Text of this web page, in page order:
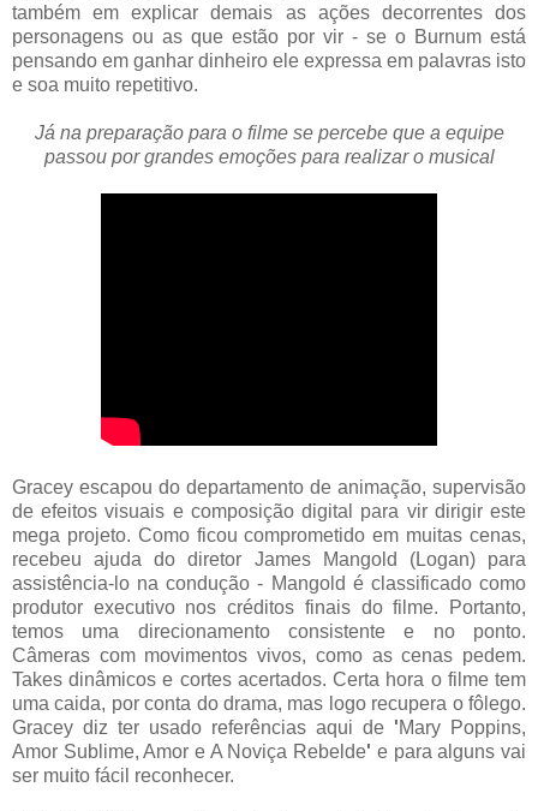
também em explicar demais as ações decorrentes dos
personagens ou as que estão por vir - se o Burnum está
pensando em ganhar dinheiro ele expressa em palavras isto
e soa muito repetitivo.
Já na preparação para o filme se percebe que a equipe
passou por grandes emoções para realizar o musical
Gracey escapou do departamento de animação, supervisão
de efeitos visuais e composição digital para vir dirigir este
mega projeto. Como ficou comprometido em muitas cenas,
recebeu ajuda do diretor James Mangold (Logan) para
assistência-lo na condução - Mangold é classificado como
produtor executivo nos créditos finais do filme. Portanto,
temos uma direcionamento consistente e no ponto.
Câmeras com movimentos vivos, como as cenas pedem.
Takes dinâmicos e cortes acertados. Certa hora o filme tem
uma caida, por conta do drama, mas logo recupera o fôlego.
Gracey diz ter usado referências aqui de 'Mary Poppins,
Amor Sublime, Amor e A Noviça Rebelde' e para alguns vai
ser muito fácil reconhecer.